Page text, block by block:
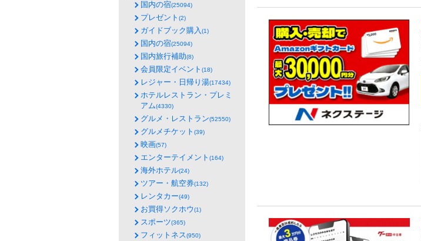
国内の宿(25094)
プレゼント (2)
ガイドブック購入(1)
国内の宿(25094)
国内旅行補助(8)
会員限定イベント (18)
レジャー・日帰り湯(17434)
ホテルレストラン・プレミ
アム(4330)
グルメ・レストラン(52550)
グルメチケット (39)
映画(57)
エンターテイメント (164)
海外ホテル(24)
ツアー・航空券(132)
レンタカー(49)
お買得ソクホウ(1)
スポーツ(365)
フィットネス(950)